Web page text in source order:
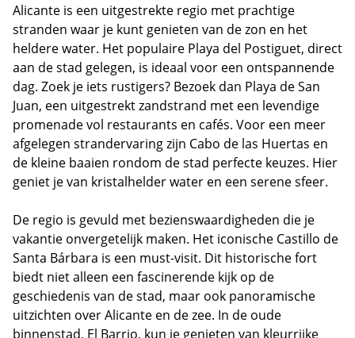
Alicante is een uitgestrekte regio met prachtige
stranden waar je kunt genieten van de zon en het
heldere water. Het populaire Playa del Postiguet, direct
aan de stad gelegen, is ideaal voor een ontspannende
dag. Zoek je iets rustigers? Bezoek dan Playa de San
Juan, een uitgestrekt zandstrand met een levendige
promenade vol restaurants en cafés. Voor een meer
afgelegen strandervaring zijn Cabo de las Huertas en
de kleine baaien rondom de stad perfecte keuzes. Hier
geniet je van kristalhelder water en een serene sfeer.
De regio is gevuld met bezienswaardigheden die je
vakantie onvergetelijk maken. Het iconische Castillo de
Santa Bárbara is een must-visit. Dit historische fort
biedt niet alleen een fascinerende kijk op de
geschiedenis van de stad, maar ook panoramische
uitzichten over Alicante en de zee. In de oude
binnenstad, El Barrio, kun je genieten van kleurrijke